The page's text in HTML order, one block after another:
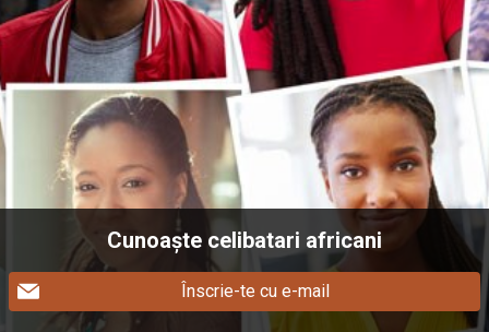
Cunoaște celibatari africani
Înscrie-te cu e-mail